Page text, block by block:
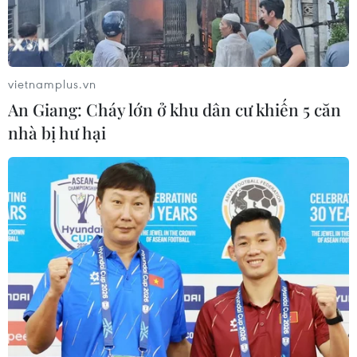
tuyến đường Lào Cai
TIN LIÊN QUAN
vietnamplus.vn
An Giang: Cháy lớn ở khu dân cư khiến 5 căn
nhà bị hư hại